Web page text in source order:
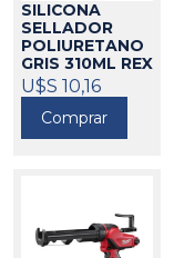
SILICONA
SELLADOR
POLIURETANO
GRIS 310ML REX
23164
U$S 10,16
Comprar